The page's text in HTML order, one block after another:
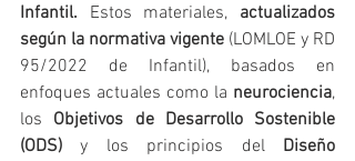
Infantil. Estos materiales, actualizados
según la normativa vigente (LOMLOE y RD
95/2022 de Infantil), basados en
enfoques actuales como la neurociencia,
los Objetivos de Desarrollo Sostenible
(ODS) y los principios del Diseño